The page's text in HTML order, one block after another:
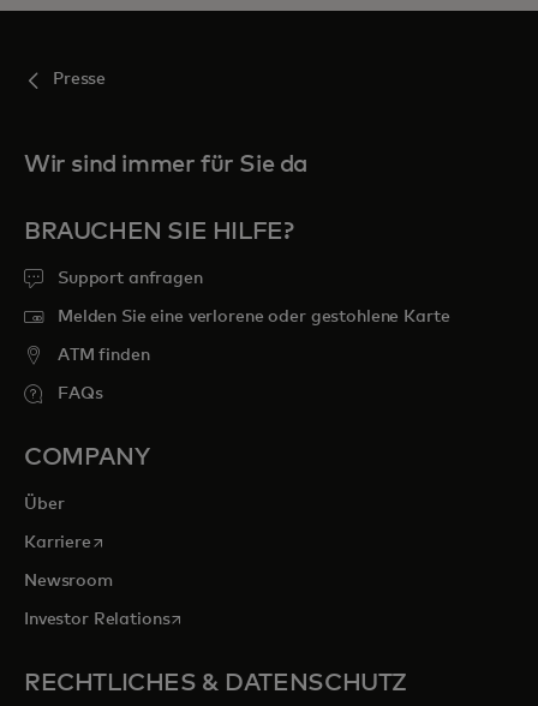
Presse
Wir sind immer für Sie da
BRAUCHEN SIE HILFE?
Support anfragen
Melden Sie eine verlorene oder gestohlene Karte
ATM finden
FAQs
COMPANY
Über
Karrierewird in einer neuen Registerkarte geöffnet
Newsroom
Investor Relationswird in einer neuen Registerkarte geöffnet
RECHTLICHES & DATENSCHUTZ